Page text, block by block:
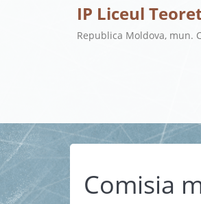
IP Liceul
Republica Moldova, mun.
Comisia